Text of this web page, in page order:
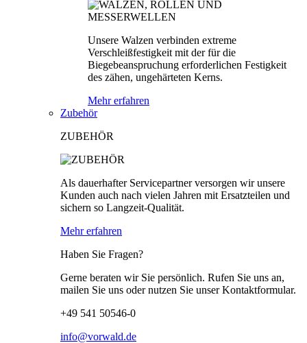
Unsere Walzen verbinden extreme
Verschleißfestigkeit mit der für die
Biegebeanspruchung erforderlichen Festigkeit
des zähen, ungehärteten Kerns.
Mehr erfahren
Zubehör
ZUBEHÖR
Als dauerhafter Servicepartner versorgen wir unsere
Kunden auch nach vielen Jahren mit Ersatzteilen und
sichern so Langzeit-Qualität.
Mehr erfahren
Haben Sie Fragen?
Gerne beraten wir Sie persönlich. Rufen Sie uns an,
mailen Sie uns oder nutzen Sie unser Kontaktformular.
+49 541 50546-0
info@vorwald.de